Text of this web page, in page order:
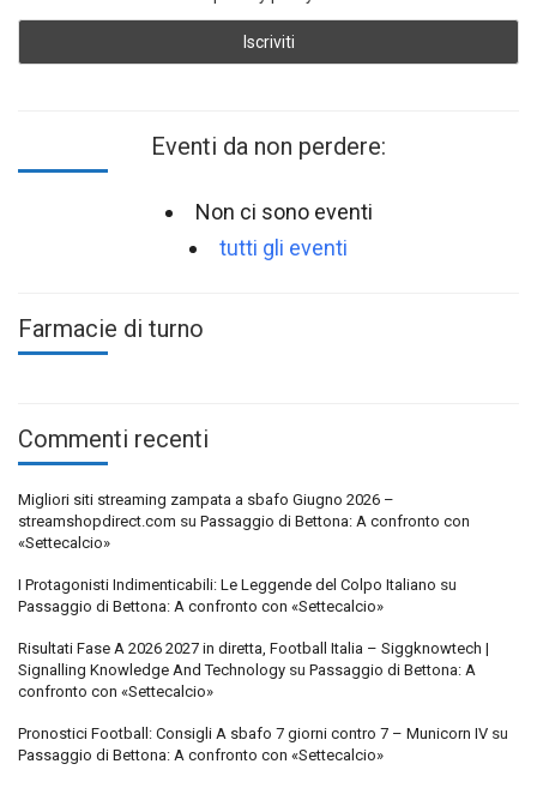
Eventi da non perdere:
Non ci sono eventi
tutti gli eventi
Farmacie di turno
Commenti recenti
Migliori siti streaming zampata a sbafo Giugno 2026 –
streamshopdirect.com su Passaggio di Bettona: A confronto con
«Settecalcio»
I Protagonisti Indimenticabili: Le Leggende del Colpo Italiano su
Passaggio di Bettona: A confronto con «Settecalcio»
Risultati Fase A 2026 2027 in diretta, Football Italia – Siggknowtech |
Signalling Knowledge And Technology su Passaggio di Bettona: A
confronto con «Settecalcio»
Pronostici Football: Consigli A sbafo 7 giorni contro 7 – Municorn IV su
Passaggio di Bettona: A confronto con «Settecalcio»